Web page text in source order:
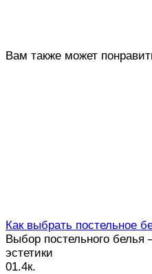
Вам также может
Как выбрать постельное
Выбор постельного белья
эстетики
01.4к.